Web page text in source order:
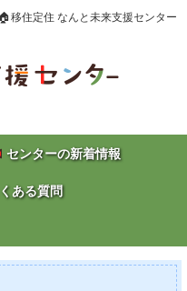
移住定住 なんと未来支援センター
センターの新着情報
ある質問